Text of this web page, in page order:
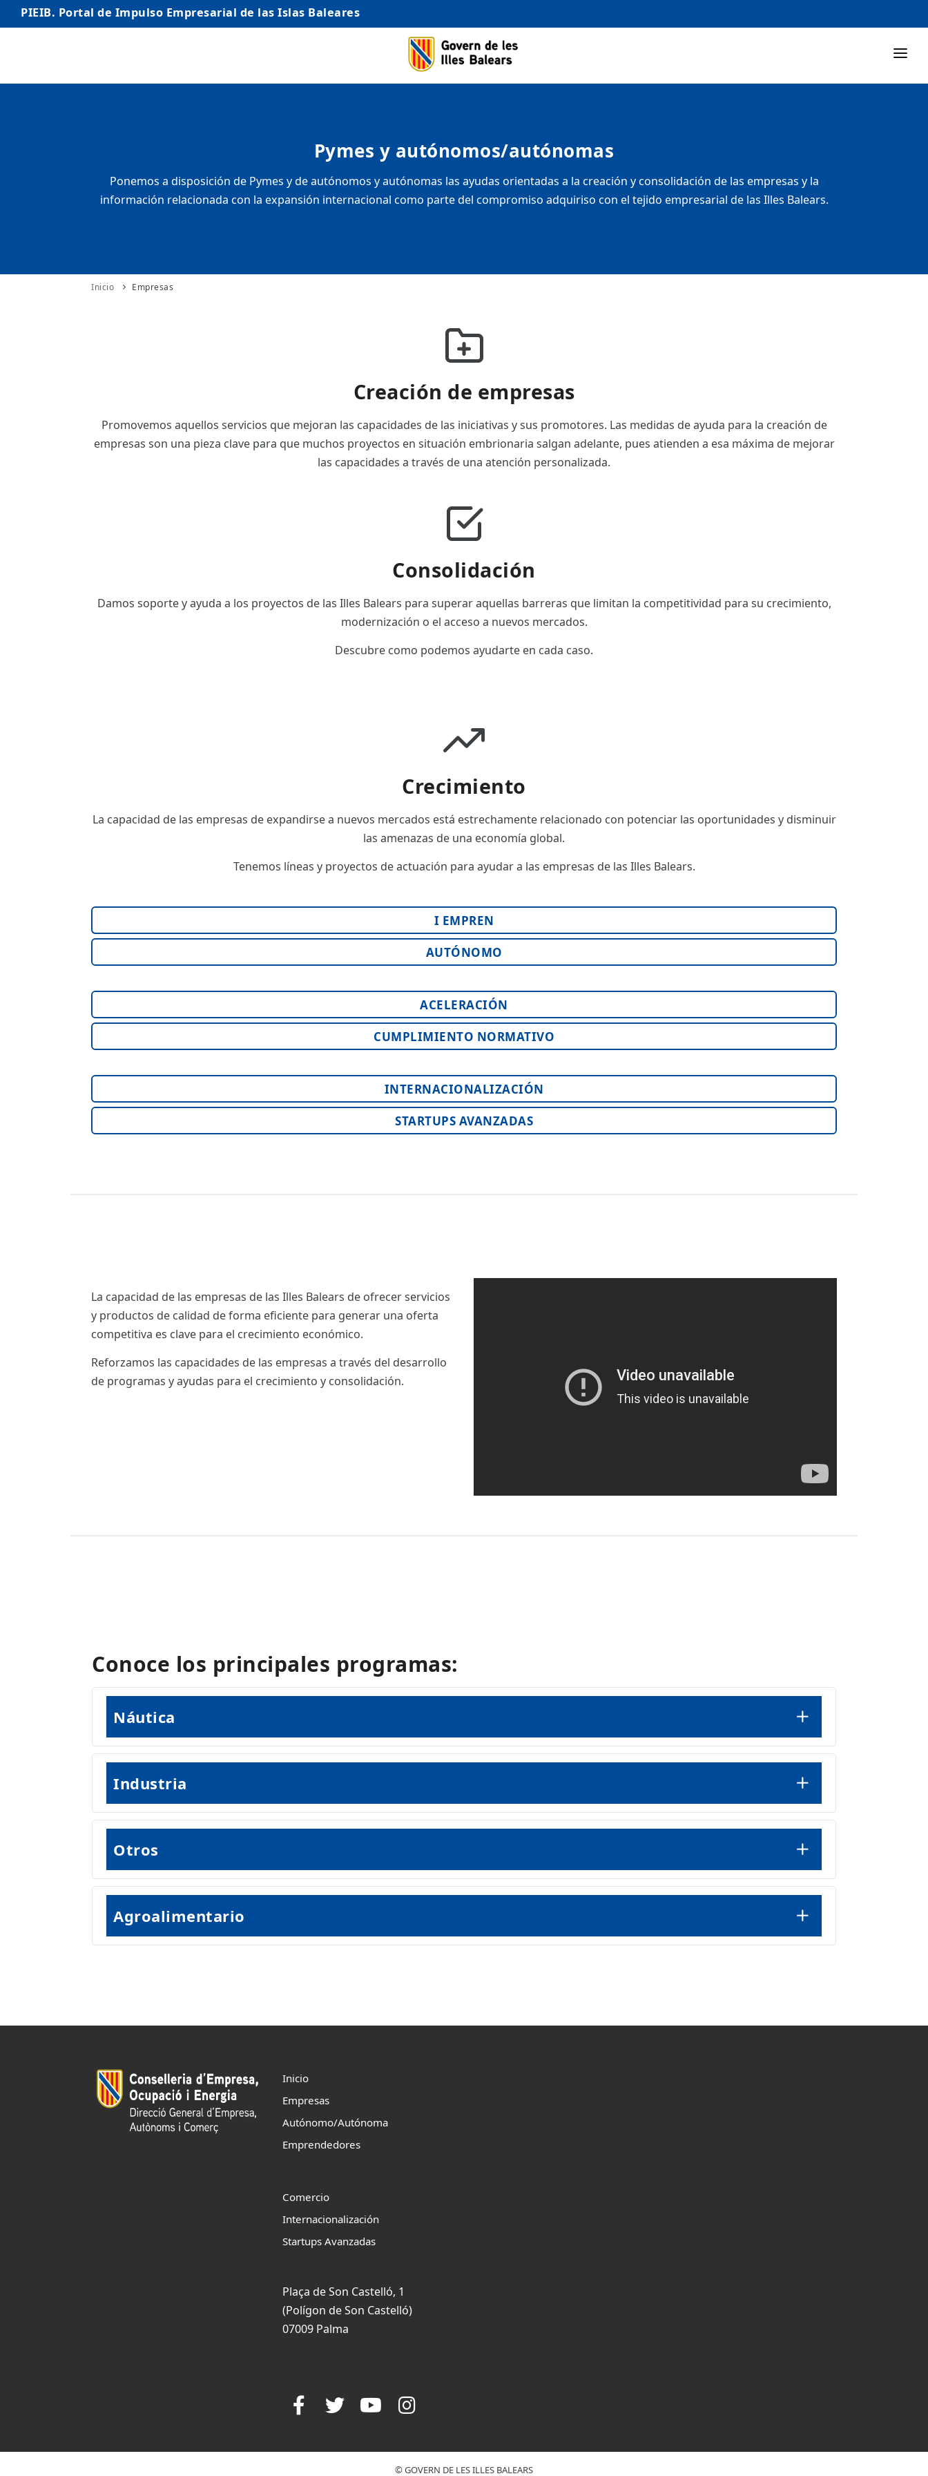
PIEIB. Portal de Impulso Empresarial de las Islas Baleares
INICIO
Pymes y autónomos/autónomas
Ponemos a disposición de Pymes y de autónomos y autónomas las ayudas orientadas a la creación y consolidación de las empresas y la
información relacionada con la expansión internacional como parte del compromiso adquiriso con el tejido empresarial de las Illes Balears.
Inicio Empresas
Creación de empresas
Promovemos aquellos servicios que mejoran las capacidades de las iniciativas y sus promotores. Las medidas de ayuda para la creación de
empresas son una pieza clave para que muchos proyectos en situación embrionaria salgan adelante, pues atienden a esa máxima de mejorar
las capacidades a través de una atención personalizada.
Consolidación
Damos soporte y ayuda a los proyectos de las Illes Balears para superar aquellas barreras que limitan la competitividad para su crecimiento,
modernización o el acceso a nuevos mercados.
Descubre como podemos ayudarte en cada caso.
Crecimiento
La capacidad de las empresas de expandirse a nuevos mercados está estrechamente relacionado con potenciar las oportunidades y disminuir
las amenazas de una economía global.
Tenemos líneas y proyectos de actuación para ayudar a las empresas de las Illes Balears.
I EMPREN
AUTÓNOMO
ACELERACIÓN
CUMPLIMIENTO NORMATIVO
INTERNACIONALIZACIÓN
STARTUPS AVANZADAS
La capacidad de las empresas de las Illes Balears de ofrecer servicios
y productos de calidad de forma eficiente para generar una oferta
competitiva es clave para el crecimiento económico.
Reforzamos las capacidades de las empresas a través del desarrollo
de programas y ayudas para el crecimiento y consolidación.
Conoce los principales programas:
Náutica
Industria
Otros
Agroalimentario
Inicio
Empresas
Autónomo/Autónoma
Emprendedores
Comercio
Internacionalización
Startups Avanzadas
Plaça de Son Castelló, 1
(Polígon de Son Castelló)
07009 Palma
© GOVERN DE LES ILLES BALEARS